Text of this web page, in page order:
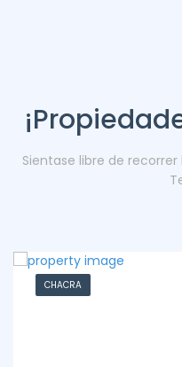
Sientase libre de
CHACRA